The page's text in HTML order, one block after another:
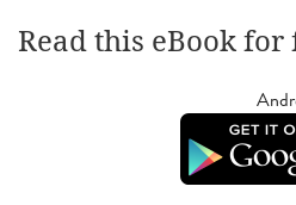
Read this eBook